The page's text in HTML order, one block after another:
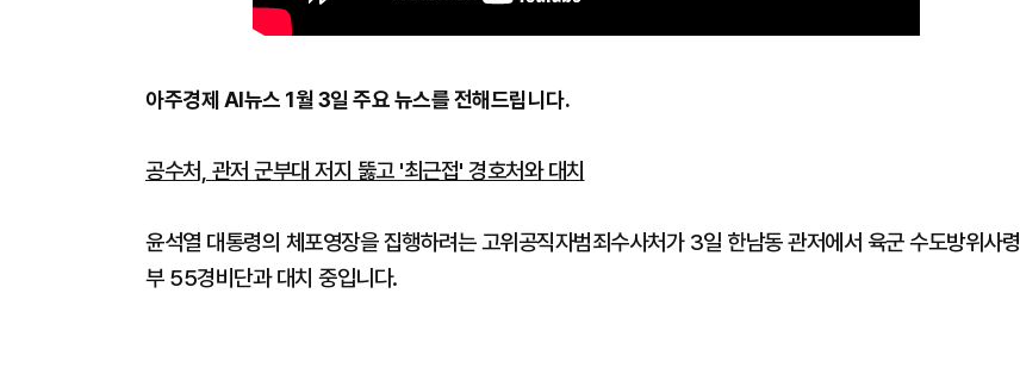
아주경제 AI뉴스 1월 3일 주요 뉴스를 전해드립니다.
공수처, 관저 군부대 저지 뚫고 '최근접' 경호처와 대치
윤석열 대통령의 체포영장을 집행하려는 고위공직자범죄수사처가 3일 한남동 관저에서 육군 수도방위사령
부 55경비단과 대치 중입니다.